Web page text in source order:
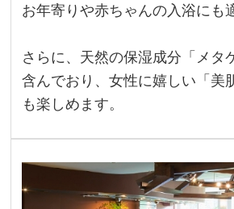
お年寄りや赤ちゃんの入浴にも
さらに、天然の保湿成分「メタ
含んでおり、女性に嬉しい「美
も楽しめます。